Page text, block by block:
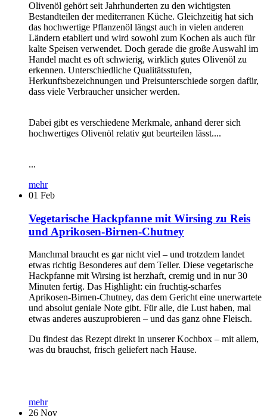
Olivenöl gehört seit Jahrhunderten zu den wichtigsten
Bestandteilen der mediterranen Küche. Gleichzeitig hat sich
das hochwertige Pflanzenöl längst auch in vielen anderen
Ländern etabliert und wird sowohl zum Kochen als auch für
kalte Speisen verwendet. Doch gerade die große Auswahl im
Handel macht es oft schwierig, wirklich gutes Olivenöl zu
erkennen. Unterschiedliche Qualitätsstufen,
Herkunftsbezeichnungen und Preisunterschiede sorgen dafür,
dass viele Verbraucher unsicher werden.
Dabei gibt es verschiedene Merkmale, anhand derer sich
hochwertiges Olivenöl relativ gut beurteilen lässt....
...
mehr
01 Feb
Vegetarische Hackpfanne mit Wirsing zu Reis
und Aprikosen-Birnen-Chutney
Manchmal braucht es gar nicht viel – und trotzdem landet
etwas richtig Besonderes auf dem Teller. Diese vegetarische
Hackpfanne mit Wirsing ist herzhaft, cremig und in nur 30
Minuten fertig. Das Highlight: ein fruchtig-scharfes
Aprikosen-Birnen-Chutney, das dem Gericht eine unerwartete
und absolut geniale Note gibt. Für alle, die Lust haben, mal
etwas anderes auszuprobieren – und das ganz ohne Fleisch.
Du findest das Rezept direkt in unserer Kochbox – mit allem,
was du brauchst, frisch geliefert nach Hause.
mehr
26 Nov